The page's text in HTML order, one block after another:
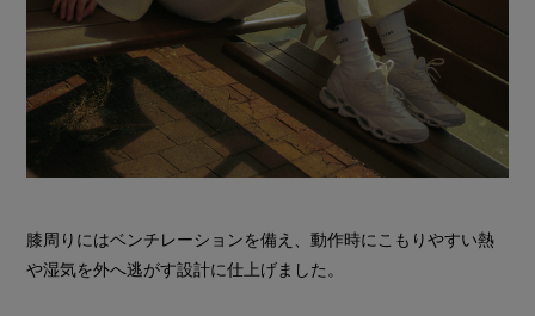
膝周りにはベンチレーションを備え、動作時にこもりやすい熱
や湿気を外へ逃がす設計に仕上げました。